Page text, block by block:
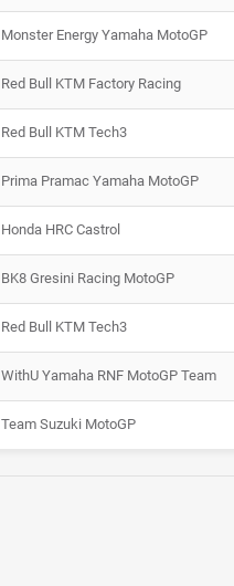
Monster Energy Yamaha MotoGP
Red Bull KTM Factory Racing
Red Bull KTM Tech3
Prima Pramac Yamaha MotoGP
Honda HRC Castrol
BK8 Gresini Racing MotoGP
Red Bull KTM Tech3
WithU Yamaha RNF MotoGP Team
Team Suzuki MotoGP